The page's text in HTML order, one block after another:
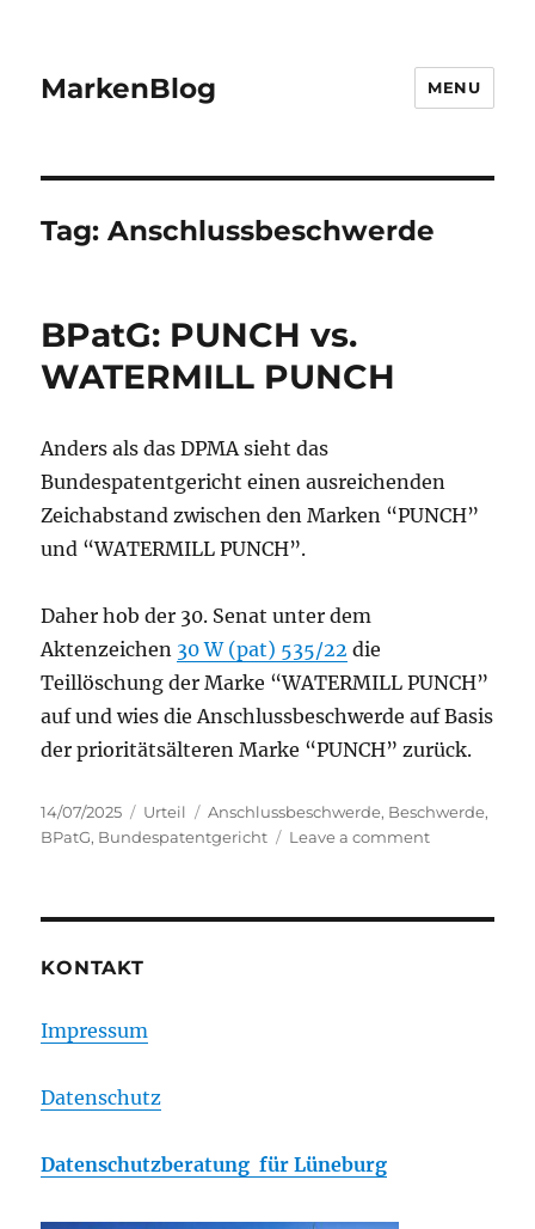
MarkenBlog MENU
Tag:Anschlussbeschwerde
BPatG: PUNCH vs.
WATERMILL PUNCH
Anders als das DPMA sieht das
Bundespatentgericht einen ausreichenden
Zeichabstand zwischen den Marken “PUNCH”
und “WATERMILL PUNCH”.
Daher hob der 30. Senat unter dem
Aktenzeichen 30 W (pat) 535/22 die
Teillöschung der Marke “WATERMILL PUNCH”
auf und wies die Anschlussbeschwerde auf Basis
der prioritätsälteren Marke “PUNCH” zurück.
Posted
on
14/07/2025 Categories
Urteil Tags
Anschlussbeschwerde, Beschwerde,
BPatG, Bundespatentgericht Leave a commenton
KONTAKT
Impressum
Datenschutz
Datenschutzberatung für Lüneburg